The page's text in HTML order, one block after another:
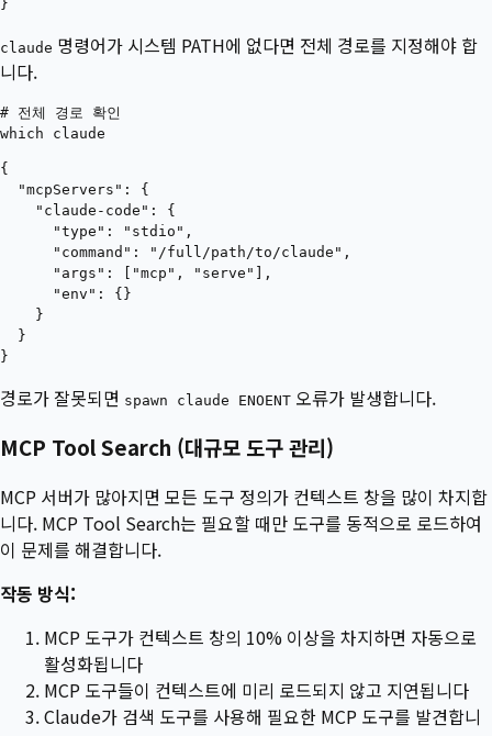
claude 명령어가 시스템 PATH에 없다면 전체 경로를 지정해야 합
니다.
# 전체 경로 확인
{
  "mcpServers": {
    "claude-code": {
      "type": "stdio",
      "command": "/full/path/to/claude",
      "args": ["mcp", "serve"],
      "env": {}
    }
  }
경로가 잘못되면 spawn claude ENOENT 오류가 발생합니다.
MCP Tool Search (대규모 도구 관리)
MCP 서버가 많아지면 모든 도구 정의가 컨텍스트 창을 많이 차지합
니다. MCP Tool Search는 필요할 때만 도구를 동적으로 로드하여
이 문제를 해결합니다.
작동 방식:
MCP 도구가 컨텍스트 창의 10% 이상을 차지하면 자동으로
활성화됩니다
MCP 도구들이 컨텍스트에 미리 로드되지 않고 지연됩니다
Claude가 검색 도구를 사용해 필요한 MCP 도구를 발견합니